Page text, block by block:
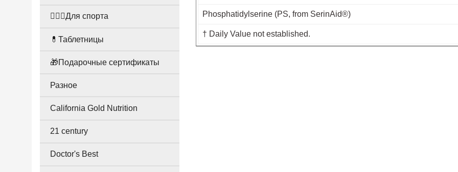
Phosphatidylserine (PS, from SerinAid®)
† Daily Value not established.
🤸🏻‍♀️Для спорта
💊Таблетницы
🎁Подарочные сертификаты
Разное
California Gold Nutrition
21 century
Doctor's Best